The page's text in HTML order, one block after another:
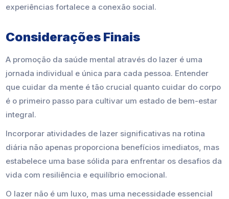
experiências fortalece a conexão social.
Considerações Finais
A promoção da saúde mental através do lazer é uma
jornada individual e única para cada pessoa. Entender
que cuidar da mente é tão crucial quanto cuidar do corpo
é o primeiro passo para cultivar um estado de bem-estar
integral.
Incorporar atividades de lazer significativas na rotina
diária não apenas proporciona benefícios imediatos, mas
estabelece uma base sólida para enfrentar os desafios da
vida com resiliência e equilíbrio emocional.
O lazer não é um luxo, mas uma necessidade essencial